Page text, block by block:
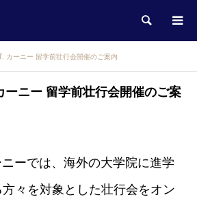
検索
カーニー 留学前壮行会開催のご案内
ーニー 留学前壮行会開催のご案
ーでは、海外の大学院に進学
々を対象とした壮行会をオン